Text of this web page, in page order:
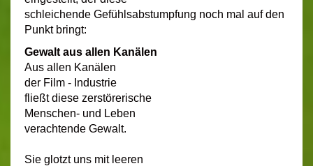
schleichende Gefühlsabstumpfung noch mal auf den
Punkt bringt:
Gewalt aus allen Kanälen
Aus allen Kanälen
der Film - Industrie
fließt diese zerstörerische
Menschen- und Leben
verachtende Gewalt.
Sie glotzt uns mit leeren